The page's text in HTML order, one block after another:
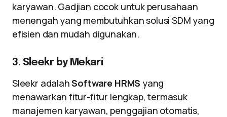
karyawan. Gadjian cocok untuk perusahaan
menengah yang membutuhkan solusi SDM yang
efisien dan mudah digunakan.
3. Sleekr by Mekari
Sleekr adalahSoftware HRMS yang
menawarkan fitur-fitur lengkap, termasuk
manajemen karyawan, penggajian otomatis,